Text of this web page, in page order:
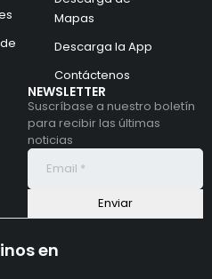
Mapas
Descarga la App
Contáctenos
NEWSLETTER
Suscríbase a nuestro boletín
para recibir las últimas
noticias
en